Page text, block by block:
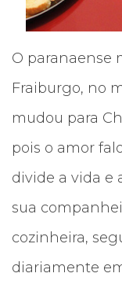
O paranaense
Fraiburgo, no
mudou para
pois o amor
divide a vida e
sua
cozinheira,
diariamente